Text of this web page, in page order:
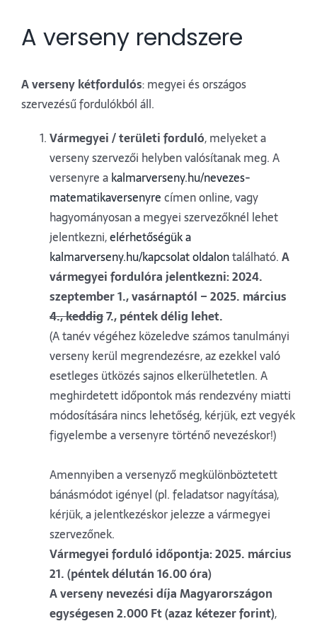
A verseny rendszere
A verseny kétfordulós: megyei és országos
szervezésű fordulókból áll.
Vármegyei / területi forduló, melyeket a
verseny szervezői helyben valósítanak meg. A
versenyre akalmarverseny.hu/nevezes-
matematikaversenyrecímen online, vagy
hagyományosan a megyei szervezőknél lehet
jelentkezni,elérhetőségük a
kalmarverseny.hu/kapcsolat oldalontalálható.A
vármegyei fordulóra jelentkezni: 2024.
szeptember 1., vasárnaptól – 2025. március
4., keddig7., péntek délig lehet.
(A tanév végéhez közeledve számos tanulmányi
verseny kerül megrendezésre, az ezekkel való
esetleges ütközés sajnos elkerülhetetlen. A
meghirdetett időpontok más rendezvény miatti
módosítására nincs lehetőség, kérjük, ezt vegyék
figyelembe a versenyre történő nevezéskor!)
Amennyiben a versenyző megkülönböztetett
bánásmódot igényel (pl. feladatsor nagyítása),
kérjük, a jelentkezéskor jelezze a vármegyei
szervezőnek.
Vármegyei forduló időpontja: 2025. március
21. (péntek délután 16.00 óra)
A verseny nevezési díja Magyarországon
egységesen 2.000 Ft (azaz kétezer forint),